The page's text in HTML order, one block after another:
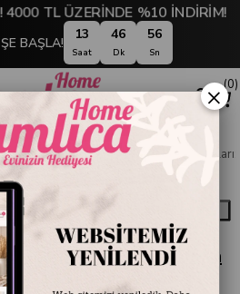
4000 TL ÜZERİNDE %10 İNDİRİM!
BAŞLA!
13
Saat
46
Dk
55
Sn
0
Sofra Sunumunun Gizli Kahramanları: Mikasa Moor
Kahramanları: Mikasa
Ürünleri Rehberi
×